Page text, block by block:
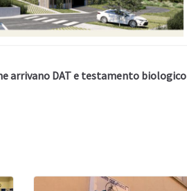
arrivano DAT e testamento biologico